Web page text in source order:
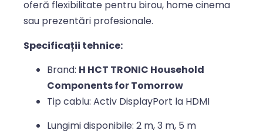
oferă flexibilitate pentru birou, home cinema
sau prezentări profesionale.
Specificații tehnice:
Brand: H HCT TRONIC Household
Components for Tomorrow
Tip cablu: Activ DisplayPort la HDMI
Lungimi disponibile: 2 m, 3 m, 5 m